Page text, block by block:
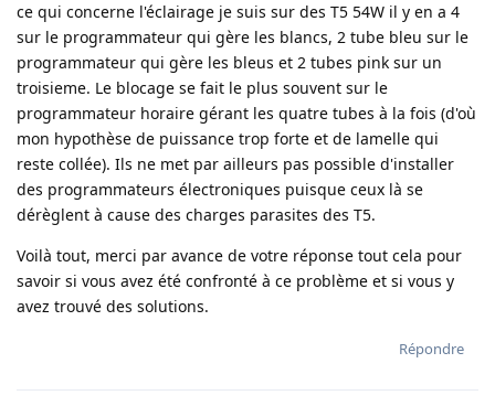
ce qui concerne l'éclairage je suis sur des T5 54W il y en a 4
sur le programmateur qui gère les blancs, 2 tube bleu sur le
programmateur qui gère les bleus et 2 tubes pink sur un
troisieme. Le blocage se fait le plus souvent sur le
programmateur horaire gérant les quatre tubes à la fois (d'où
mon hypothèse de puissance trop forte et de lamelle qui
reste collée). Ils ne met par ailleurs pas possible d'installer
des programmateurs électroniques puisque ceux là se
dérèglent à cause des charges parasites des T5.
Voilà tout, merci par avance de votre réponse tout cela pour
savoir si vous avez été confronté à ce problème et si vous y
avez trouvé des solutions.
Répondre